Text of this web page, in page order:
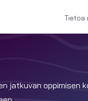
Tietoa
jatkuvan